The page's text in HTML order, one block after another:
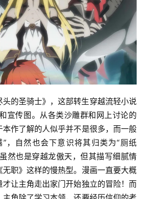
的圣骑士》，这部转生穿越流轻小说
宣传图。从各类沙雕群和网上讨论的
作了解的人似乎并不是很多，而一般
，自然也会下意识将其归类为“厕纸
然也是穿越龙傲天，但其描写细腻情
职》这样的慢热型。漫画一直要大概
才让主角走出家门开始独立的冒险！而